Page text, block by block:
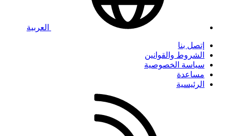
العربية
إتصل بنا
الشروط والقوانين
سياسة الخصوصية
مساعدة
الرئيسية